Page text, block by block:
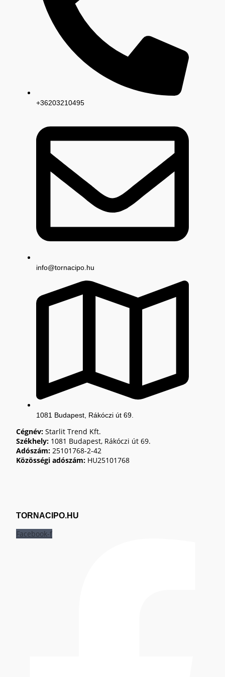
+36203210495
info@tornacipo.hu
1081 Budapest, Rákóczi út 69.
Cégnév: Starlit Trend Kft.
Székhely: 1081 Budapest, Rákóczi út 69.
Adószám: 25101768-2-42
Közösségi adószám: HU25101768
TORNACIPO.HU
Facebook-f